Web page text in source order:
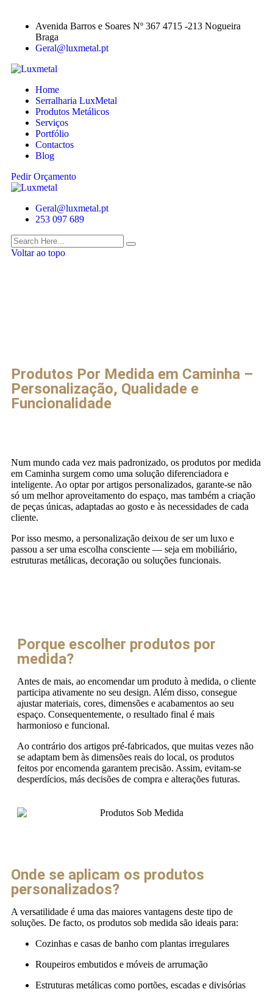
Avenida Barros e Soares Nº 367 4715 -213 Nogueira
Braga
Geral@luxmetal.pt
Home
Serralharia LuxMetal
Produtos Metálicos
Serviços
Portfólio
Contactos
Blog
Pedir Orçamento
Geral@luxmetal.pt
253 097 689
Voltar ao topo
Produtos Por Medida em Caminha –
Personalização, Qualidade e
Funcionalidade
Num mundo cada vez mais padronizado, os produtos por medida
em Caminha surgem como uma solução diferenciadora e
inteligente. Ao optar por artigos personalizados, garante-se não
só um melhor aproveitamento do espaço, mas também a criação
de peças únicas, adaptadas ao gosto e às necessidades de cada
cliente.
Por isso mesmo, a personalização deixou de ser um luxo e
passou a ser uma escolha consciente — seja em mobiliário,
estruturas metálicas, decoração ou soluções funcionais.
Porque escolher produtos por
medida?
Antes de mais, ao encomendar um produto à medida, o cliente
participa ativamente no seu design. Além disso, consegue
ajustar materiais, cores, dimensões e acabamentos ao seu
espaço. Consequentemente, o resultado final é mais
harmonioso e funcional.
Ao contrário dos artigos pré-fabricados, que muitas vezes não
se adaptam bem às dimensões reais do local, os produtos
feitos por encomenda garantem precisão. Assim, evitam-se
desperdícios, más decisões de compra e alterações futuras.
Onde se aplicam os produtos
personalizados?
A versatilidade é uma das maiores vantagens deste tipo de
soluções. De facto, os produtos sob medida são ideais para:
Cozinhas e casas de banho com plantas irregulares
Roupeiros embutidos e móveis de arrumação
Estruturas metálicas como portões, escadas e divisórias